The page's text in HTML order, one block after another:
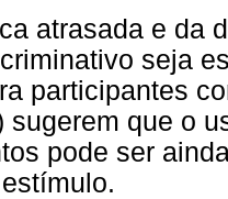
atrasada e da
seja
participantes
sugerem que o
pode ser